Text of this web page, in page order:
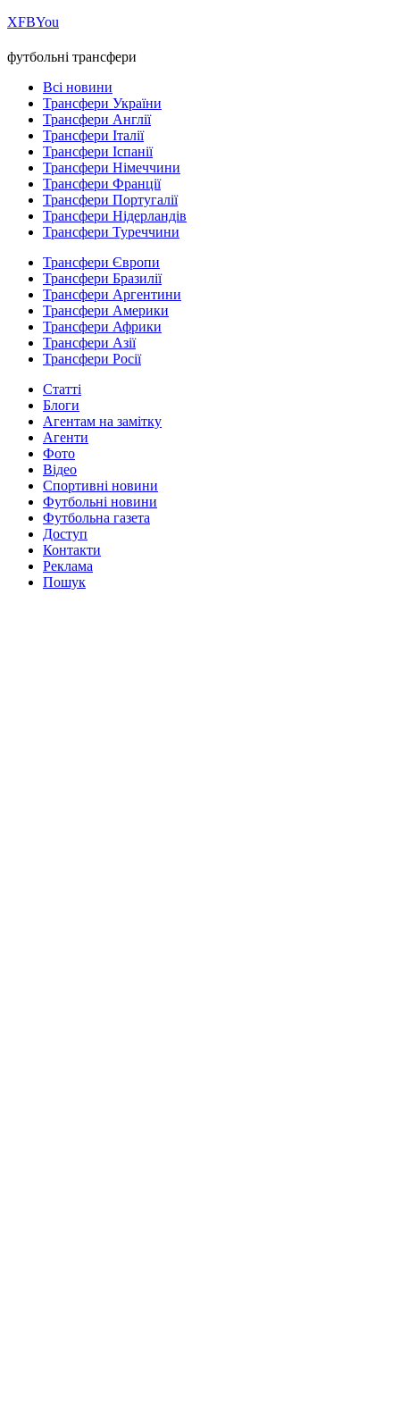
ХFBYou
футбольні трансфери
Всі новини
Трансфери України
Трансфери Англії
Трансфери Італії
Трансфери Іспанії
Трансфери Німеччини
Трансфери Франції
Трансфери Португалії
Трансфери Нідерландів
Трансфери Туреччини
Трансфери Європи
Трансфери Бразилії
Трансфери Аргентини
Трансфери Америки
Трансфери Африки
Трансфери Азії
Трансфери Росії
Статті
Блоги
Агентам на замітку
Агенти
Фото
Відео
Спортивні новини
Футбольні новини
Футбольна газета
Доступ
Контакти
Реклама
Пошук